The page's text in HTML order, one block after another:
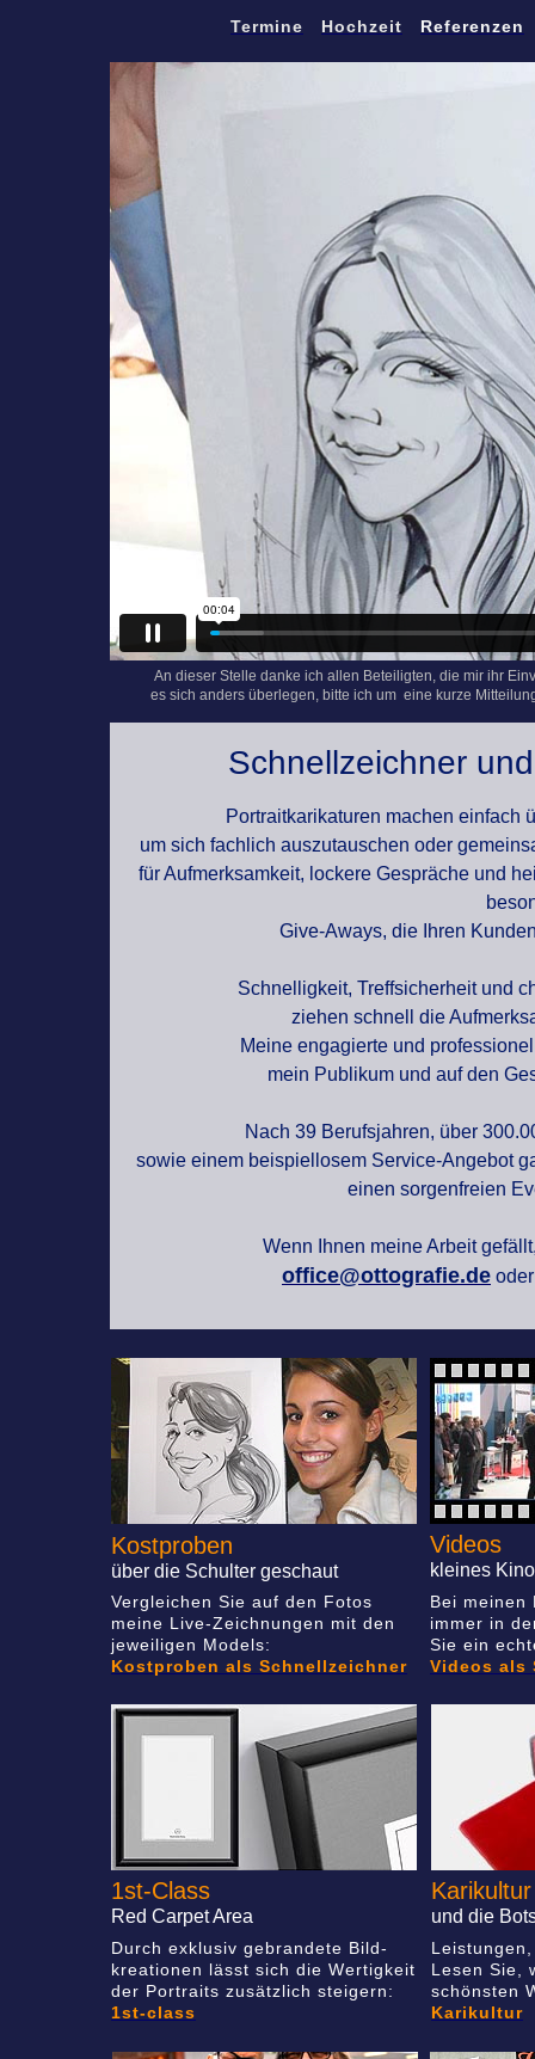
Vergleichen Sie auf den Fotos
meine Live-Zeichnungen mit den
jeweiligen Models:
Kostproben als Schnellzeichner
Bei meinen
immer in
Sie ein
Videos als
Lesen Sie,
schönsten
Karikultur
Durch exklusiv gebrandete Bild-
kreationen lässt sich die Wertigkeit
der Portraits zusätzlich steigern:
1st-class
Kostproben
über die Schulter geschaut
Videos
kleines
1st-Class
Red Carpet Area
Termine Hochzeit Referenzen
Schnellzeichner
Portraitkarikaturen machen einfach
um sich fachlich auszutauschen oder
für Aufmerksamkeit, lockere Gespräche und
Give-Aways, die Ihren
Schnelligkeit, Treffsicherheit und
ziehen schnell die
Meine engagierte und
mein Publikum und auf den
Nach 39 Berufsjahren, über
sowie einem beispiellosem Service-Angebot
einen sorgenfreien
Wenn Ihnen meine Arbeit
office@ottografie.de
An dieser Stelle danke ich allen Beteiligten, die mir ihr
es sich anders überlegen, bitte ich um eine kurze
Karikultur
und die